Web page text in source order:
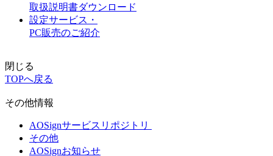
取扱説明書ダウンロード
設定サービス・
PC販売のご紹介
閉じる
TOPへ戻る
その他情報
AOSignサービスリポジトリ
その他
AOSignお知らせ